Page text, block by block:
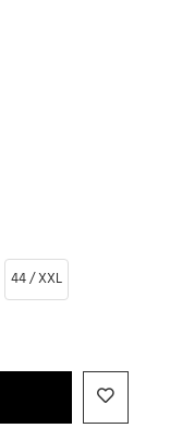
44 / XXL